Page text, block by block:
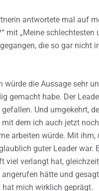
antwortete mal auf
mit „Meine
die so gar nicht
würde die Aussage sehr
gemacht habe. Der
Und umgekehrt,
mit dem ich auch jetzt
arbeiten würde. Mit
guter Leader war.
viel verlangt hat,
hätte und
hat mich wirklich geprägt.